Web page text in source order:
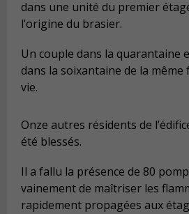
dans une unité du premier
l’origine du brasier.
Un couple dans la quarantaine
dans la soixantaine de la
vie.
Onze autres résidents de
été blessés.
Il a fallu la présence de 80
vainement de maîtriser les
rapidement propagées aux